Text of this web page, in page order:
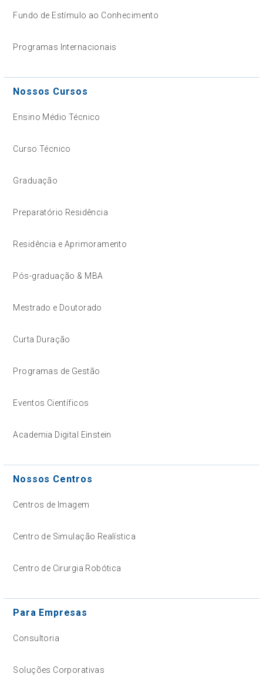
Fundo de Estímulo ao Conhecimento
Programas Internacionais
Nossos Cursos
Ensino Médio Técnico
Curso Técnico
Graduação
Preparatório Residência
Residência e Aprimoramento
Pós-graduação & MBA
Mestrado e Doutorado
Curta Duração
Programas de Gestão
Eventos Científicos
Academia Digital Einstein
Nossos Centros
Centros de Imagem
Centro de Simulação Realística
Centro de Cirurgia Robótica
Para Empresas
Consultoria
Soluções Corporativas